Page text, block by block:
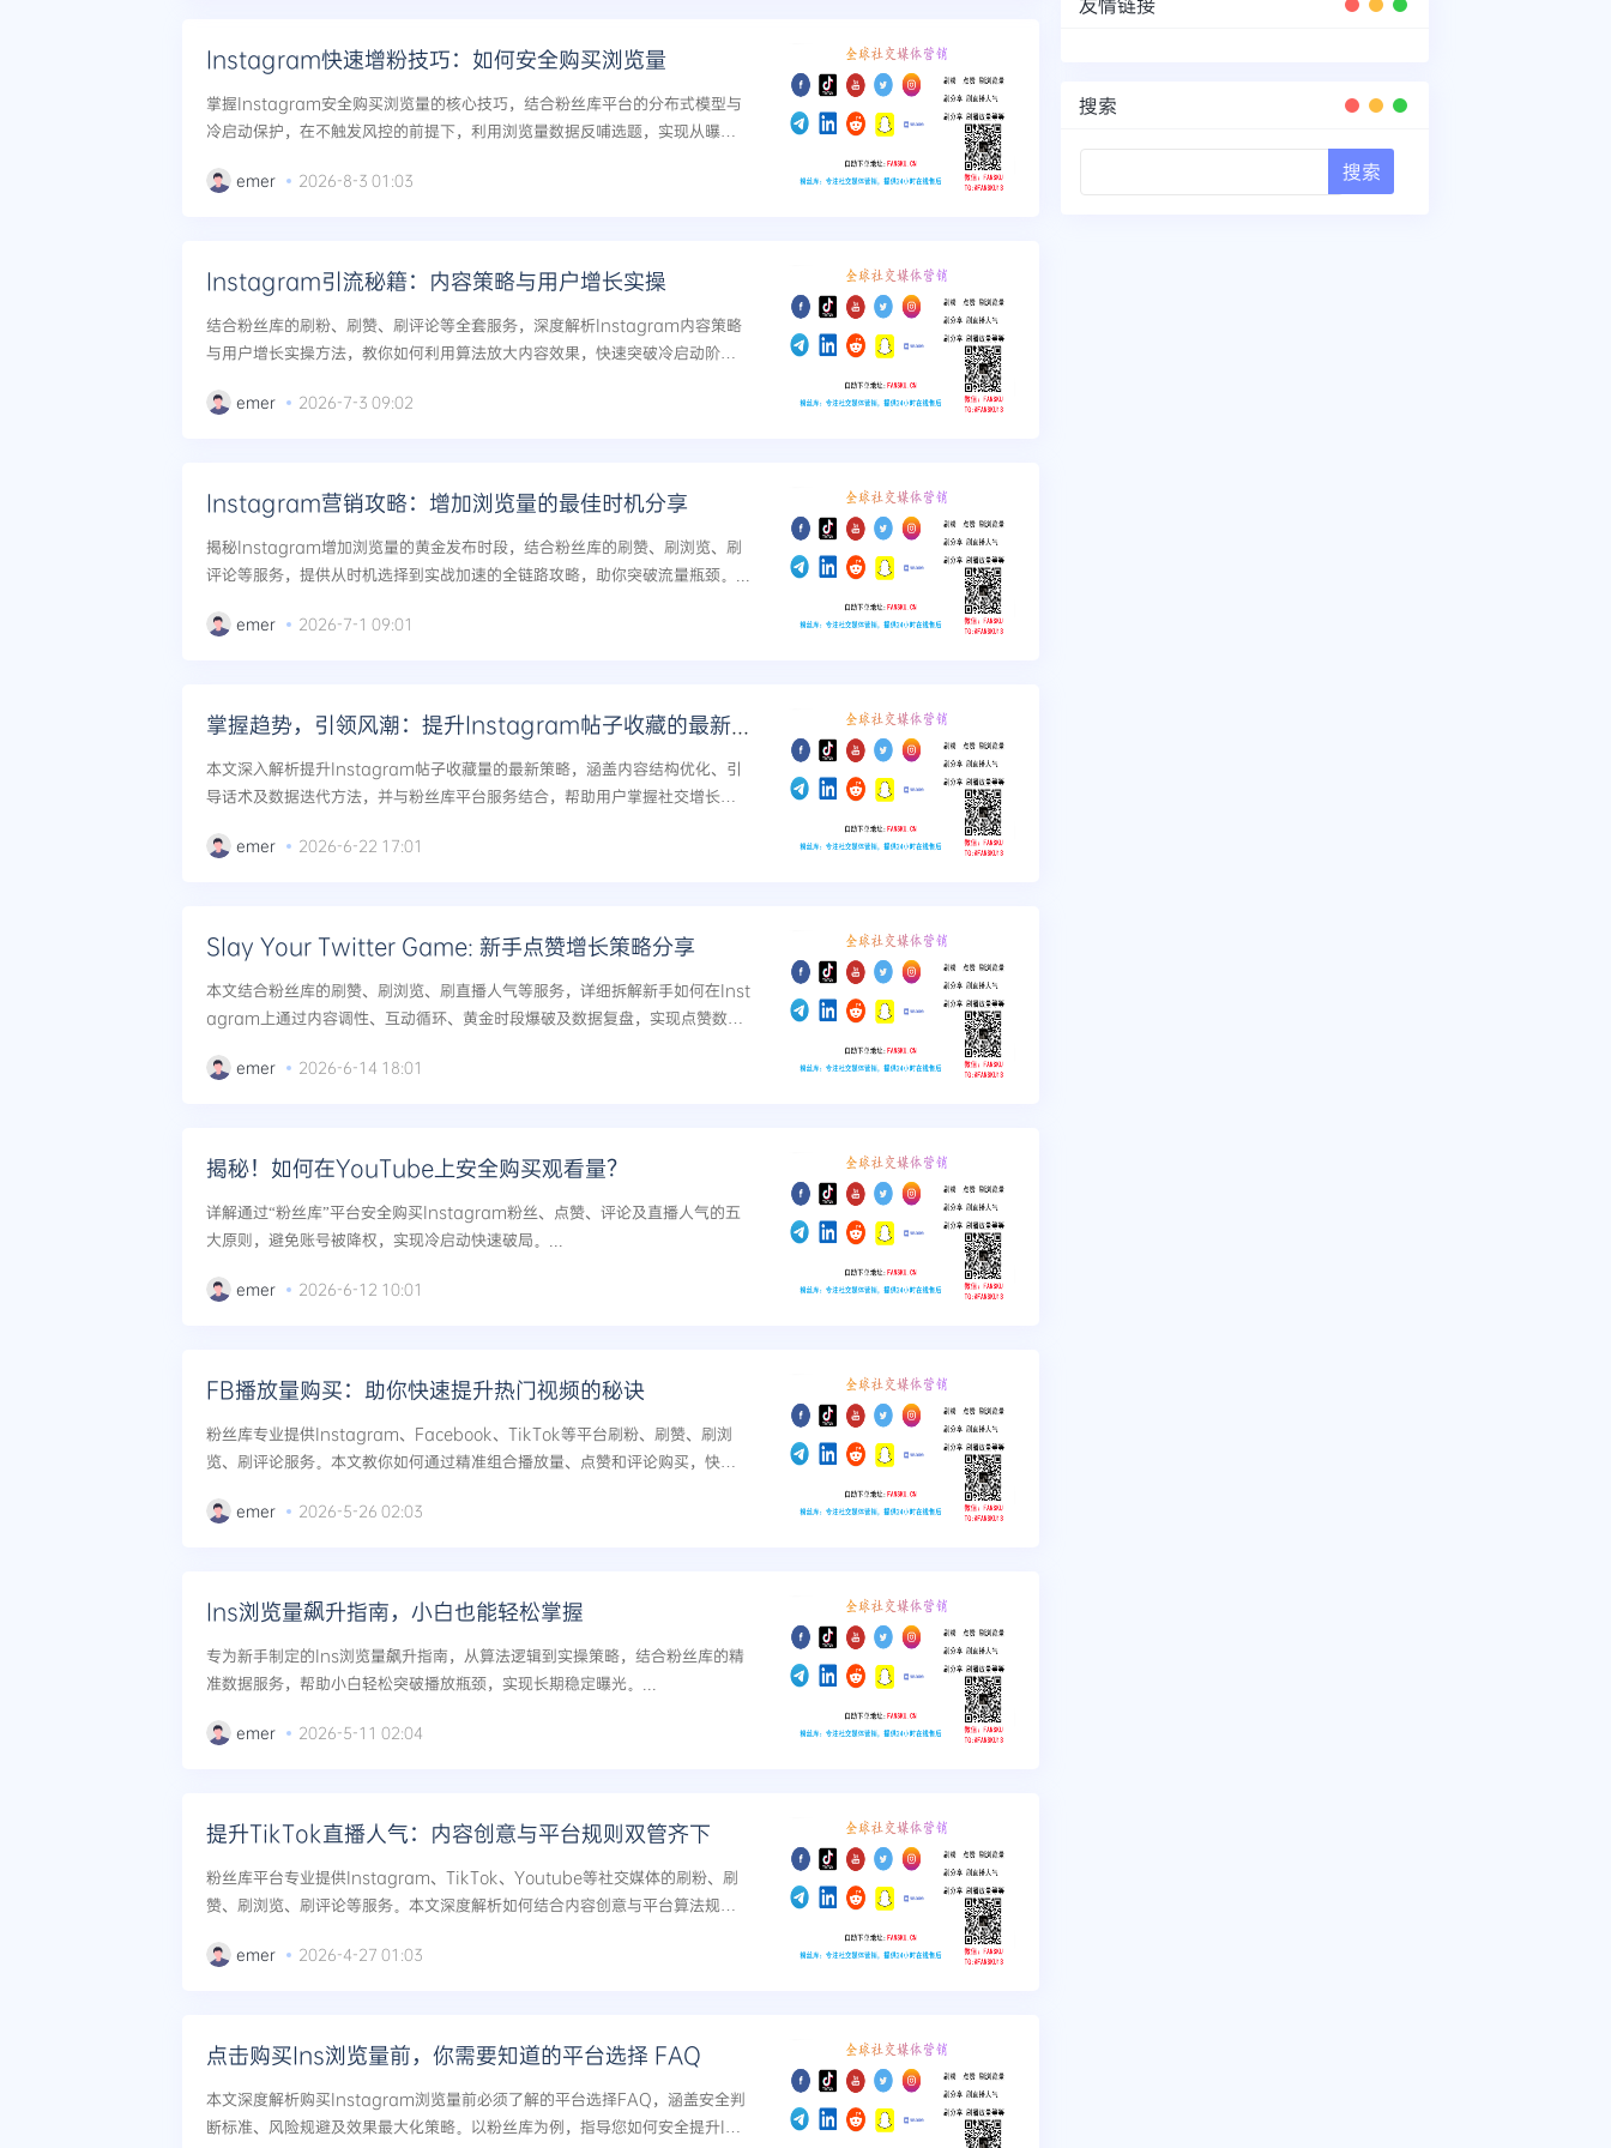
Instagram快速增粉技巧：如何安全购买浏览量
掌握Instagram安全购买浏览量的核心技巧，结合粉丝库平台的分布式模型与
冷启动保护，在不触发风控的前提下，利用浏览量数据反哺选题，实现从曝光
emer 2026-8-3 01:03
Instagram引流秘籍：内容策略与用户增长实操
结合粉丝库的刷粉、刷赞、刷评论等全套服务，深度解析Instagram内容策略
与用户增长实操方法，教你如何利用算法放大内容效果，快速突破冷启动阶
emer 2026-7-3 09:02
Instagram营销攻略：增加浏览量的最佳时机分享
揭秘Instagram增加浏览量的黄金发布时段，结合粉丝库的刷赞、刷浏览、刷
评论等服务，提供从时机选择到实战加速的全链路攻略，助你突破流量瓶颈。...
emer 2026-7-1 09:01
掌握趋势，引领风潮：提升Instagram帖子收藏的最新策略
本文深入解析提升Instagram帖子收藏量的最新策略，涵盖内容结构优化、引
导话术及数据迭代方法，并与粉丝库平台服务结合，帮助用户掌握社交增长趋
emer 2026-6-22 17:01
Slay Your Twitter Game: 新手点赞增长策略分享
本文结合粉丝库的刷赞、刷浏览、刷直播人气等服务，详细拆解新手如何在Inst
agram上通过内容调性、互动循环、黄金时段爆破及数据复盘，实现点赞数与
emer 2026-6-14 18:01
揭秘！如何在YouTube上安全购买观看量？
详解通过“粉丝库”平台安全购买Instagram粉丝、点赞、评论及直播人气的五
大原则，避免账号被降权，实现冷启动快速破局。...
emer 2026-6-12 10:01
FB播放量购买：助你快速提升热门视频的秘诀
粉丝库专业提供Instagram、Facebook、TikTok等平台刷粉、刷赞、刷浏
览、刷评论服务。本文教你如何通过精准组合播放量、点赞和评论购买，快速
emer 2026-5-26 02:03
Ins浏览量飙升指南，小白也能轻松掌握
专为新手制定的Ins浏览量飙升指南，从算法逻辑到实操策略，结合粉丝库的精
准数据服务，帮助小白轻松突破播放瓶颈，实现长期稳定曝光。...
emer 2026-5-11 02:04
提升TikTok直播人气：内容创意与平台规则双管齐下
粉丝库平台专业提供Instagram、TikTok、Youtube等社交媒体的刷粉、刷
赞、刷浏览、刷评论等服务。本文深度解析如何结合内容创意与平台算法规
高效的增长。...
emer 2026-4-27 01:03
点击购买Ins浏览量前，你需要知道的平台选择 FAQ
本文深度解析购买Instagram浏览量前必须了解的平台选择FAQ，涵盖安全判
断标准、风险规避及效果最大化策略。以粉丝库为例，指导您如何安全提升Ins
搜索